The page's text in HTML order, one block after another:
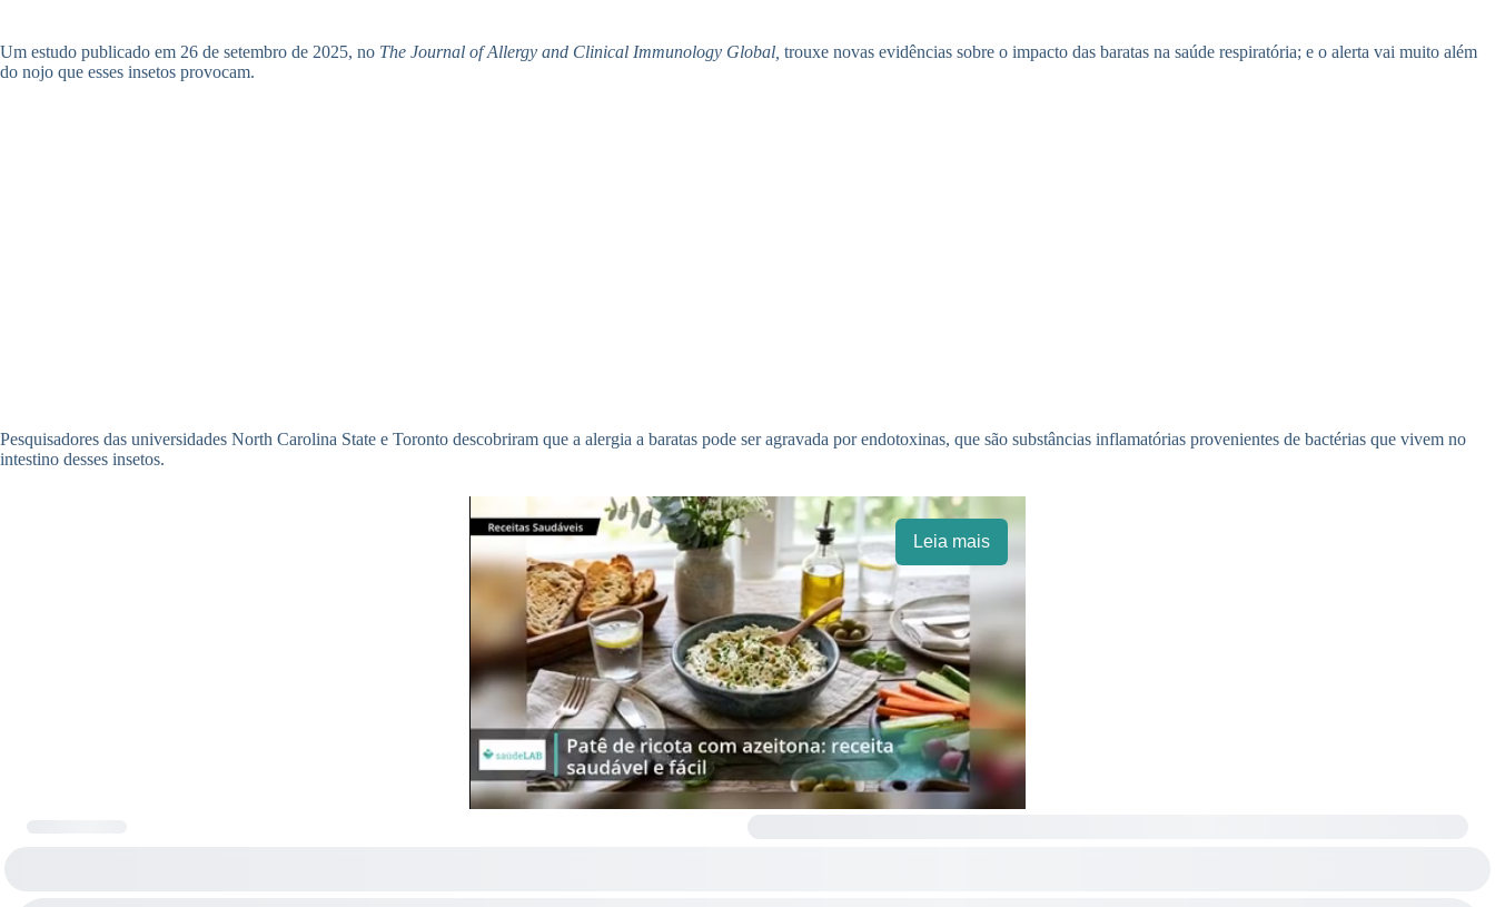
Um estudo publicado em 26 de setembro de 2025, no The Journal of Allergy and Clinical Immunology Global, trouxe novas evidências sobre o impacto das baratas na saúde respiratória; e o alerta vai muito além
do nojo que esses insetos provocam.
Pesquisadores das universidades North Carolina State e Toronto descobriram que a alergia a baratas pode ser agravada por endotoxinas, que são substâncias inflamatórias provenientes de bactérias que vivem no
intestino desses insetos.
Leia mais